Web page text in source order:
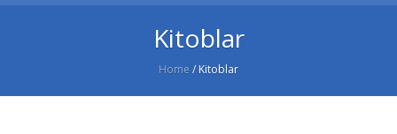
Kitoblar
Home / Kitoblar